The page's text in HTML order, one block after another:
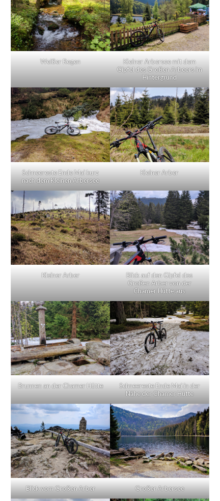
Weißer Regen
Kleiner Arbersee mit dem
Gipfel des Großen Arbeers im
Hintergrund
Schneereste Ende Mai kurz
nach dem Kleinen Arbersee
Kleiner Arber
Kleiner Arber
Blick auf den Gipfel des
Großen Arber von der
Chamer Hütte aus
Brunnen an der Chamer Hütte
Schneereste Ende Mai in der
Nähe der Chamer Hütte
Blick vom Großen Arber Großer Arbersee